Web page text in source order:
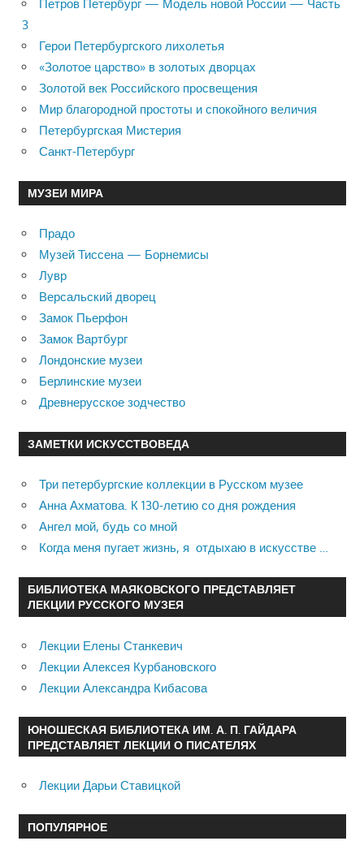
Петров Петербург — Модель новой России — Часть
3
Герои Петербургского лихолетья
«Золотое царство» в золотых дворцах
Золотой век Российского просвещения
Мир благородной простоты и спокойного величия
Петербургская Мистерия
Санкт-Петербург
МУЗЕИ МИРА
Прадо
Музей Тиссена — Борнемисы
Лувр
Версальский дворец
Замок Пьерфон
Замок Вартбург
Лондонские музеи
Берлинские музеи
Древнерусское зодчество
ЗАМЕТКИ ИСКУССТВОВЕДА
Три петербургские коллекции в Русском музее
Анна Ахматова. К 130-летию со дня рождения
Ангел мой, будь со мной
Когда меня пугает жизнь, я отдыхаю в искусстве …
БИБЛИОТЕКА МАЯКОВСКОГО ПРЕДСТАВЛЯЕТ
ЛЕКЦИИ РУССКОГО МУЗЕЯ
Лекции Елены Станкевич
Лекции Алексея Курбановского
Лекции Александра Кибасова
ЮНОШЕСКАЯ БИБЛИОТЕКА ИМ. А. П. ГАЙДАРА
ПРЕДСТАВЛЯЕТ ЛЕКЦИИ О ПИСАТЕЛЯХ
Лекции Дарьи Ставицкой
ПОПУЛЯРНОЕ